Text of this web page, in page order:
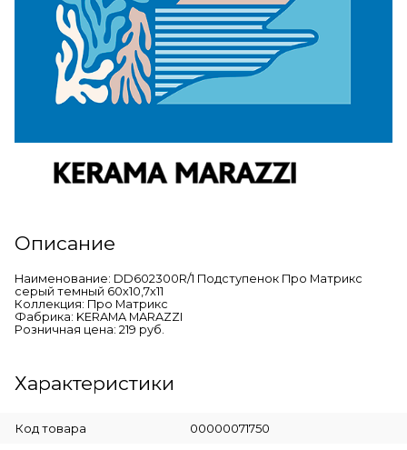
Описание
Наименование: DD602300R/1 Подступенок Про Матрикс
серый темный 60х10,7х11
Коллекция: Про Матрикс
Фабрика: KERAMA MARAZZI
Розничная цена: 219 руб.
Характеристики
Код товара 00000071750